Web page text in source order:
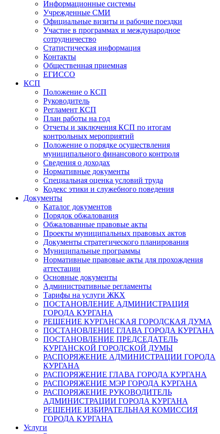
Информационные системы
Учрежденные СМИ
Официальные визиты и рабочие поездки
Участие в программах и международное
сотрудничество
Статистическая информация
Контакты
Общественная приемная
ЕГИССО
КСП
Положение о КСП
Руководитель
Регламент КСП
План работы на год
Отчеты и заключения КСП по итогам
контрольных мероприятий
Положение о порядке осуществления
муниципального финансового контроля
Сведения о доходах
Нормативные документы
Специальная оценка условий труда
Кодекс этики и служебного поведения
Документы
Каталог документов
Порядок обжалования
Обжалованные правовые акты
Проекты муниципальных правовых актов
Документы стратегического планирования
Муниципальные программы
Нормативные правовые акты для прохождения
аттестации
Основные документы
Административные регламенты
Тарифы на услуги ЖКХ
ПОСТАНОВЛЕНИЕ АДМИНИСТРАЦИЯ
ГОРОДА КУРГАНА
РЕШЕНИЕ КУРГАНСКАЯ ГОРОДСКАЯ ДУМА
ПОСТАНОВЛЕНИЕ ГЛАВА ГОРОДА КУРГАНА
ПОСТАНОВЛЕНИЕ ПРЕДСЕДАТЕЛЬ
КУРГАНСКОЙ ГОРОДСКОЙ ДУМЫ
РАСПОРЯЖЕНИЕ АДМИНИСТРАЦИИ ГОРОДА
КУРГАНА
РАСПОРЯЖЕНИЕ ГЛАВА ГОРОДА КУРГАНА
РАСПОРЯЖЕНИЕ МЭР ГОРОДА КУРГАНА
РАСПОРЯЖЕНИЕ РУКОВОДИТЕЛЬ
АДМИНИСТРАЦИИ ГОРОДА КУРГАНА
РЕШЕНИЕ ИЗБИРАТЕЛЬНАЯ КОМИССИЯ
ГОРОДА КУРГАНА
Услуги